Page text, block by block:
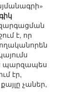
է, որ
պարզապես
էր,
չաներ,